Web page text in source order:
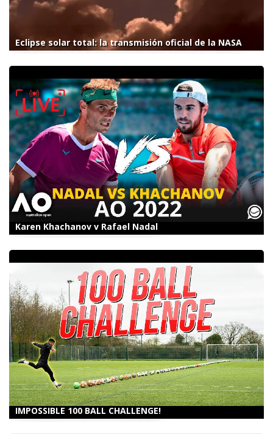
Eclipse solar total: la transmisión oficial de la NASA
Karen Khachanov v Rafael Nadal
IMPOSSIBLE 100 BALL CHALLENGE!